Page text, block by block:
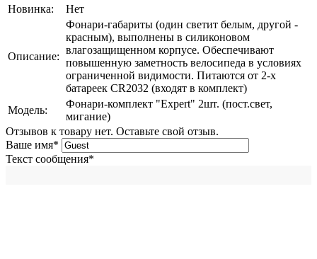
Новинка:
Нет
Описание:
Фонари-габариты (один светит белым, другой -
красным), выполнены в силиконовом
влагозащищенном корпусе. Обеспечивают
повышенную заметность велосипеда в условиях
ограниченной видимости. Питаются от 2-х
батареек CR2032 (входят в комплект)
Модель:
Фонари-комплект "Expert" 2шт. (пост.свет,
мигание)
Отзывов к товару нет. Оставьте свой отзыв.
Ваше имя*
Текст сообщения*